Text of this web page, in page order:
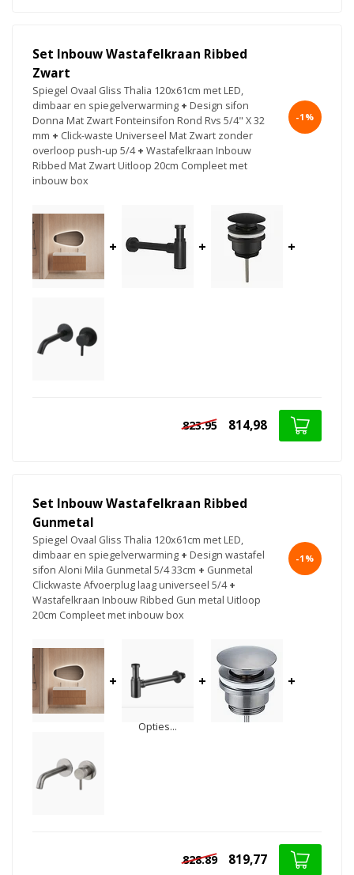
Set Inbouw Wastafelkraan Ribbed
Zwart
Spiegel Ovaal Gliss Thalia 120x61cm met LED,
dimbaar en spiegelverwarming + Design sifon
Donna Mat Zwart Fonteinsifon Rond Rvs 5/4" X 32
mm + Click-waste Universeel Mat Zwart zonder
overloop push-up 5/4 + Wastafelkraan Inbouw
Ribbed Mat Zwart Uitloop 20cm Compleet met
inbouw box
-1%
+ + +
823.95 814,98
Set Inbouw Wastafelkraan Ribbed
Gunmetal
Spiegel Ovaal Gliss Thalia 120x61cm met LED,
dimbaar en spiegelverwarming + Design wastafel
sifon Aloni Mila Gunmetal 5/4 33cm + Gunmetal
Clickwaste Afvoerplug laag universeel 5/4 +
Wastafelkraan Inbouw Ribbed Gun metal Uitloop
20cm Compleet met inbouw box
-1%
+
Opties...
+ +
828.89 819,77